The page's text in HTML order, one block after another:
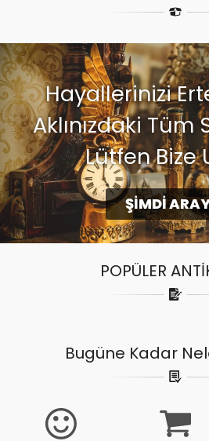
Hayallerinizi
Aklınızdaki
Lütfen Bize
ŞİMDİ
POPÜLER
Bugüne Kadar